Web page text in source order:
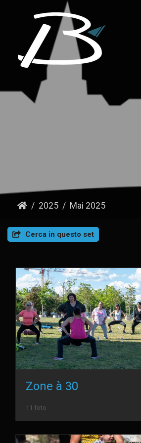
2025 Mai 2025
Cerca in questo set
Zone à 30
11 foto